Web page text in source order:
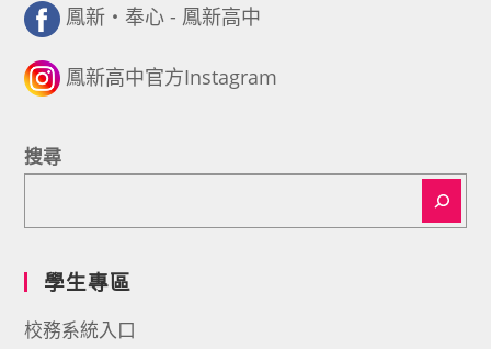
鳳新・奉心 - 鳳新高中
鳳新高中官方Instagram
搜尋
學生專區
校務系統入口